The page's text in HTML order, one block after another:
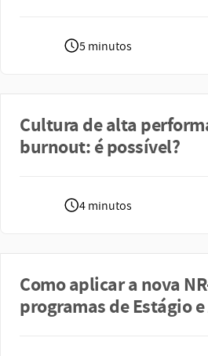
5 minutos
Cultura de alta
burnout: é possível?
4 minutos
Como aplicar a nova
programas de Estágio